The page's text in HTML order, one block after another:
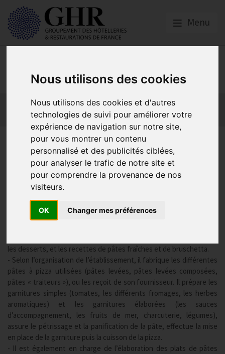
Nous utilisons des cookies
Nous utilisons des cookies et d'autres
technologies de suivi pour améliorer votre
expérience de navigation sur notre site,
pour vous montrer un contenu
personnalisé et des publicités ciblées,
pour analyser le trafic de notre site et
pour comprendre la provenance de nos
visiteurs.
OK Changer mes préférences
Menu
Handicap
Actualité 2026 Nos Métiers
Offres d’Emploi
Formation
Mission Handicap
Pizzaiolo
Les Métiers de la Cuisine
Son métier :
les desserts, et les recettes de pâtes fraîches et de bruschetta.
- Selon l’organisation de l’établissement, il fabrique les différentes
pâtes à pizza utilisées (pâtes levées, pâtes levées composées,
pâtes « traiteurs »), ou les reçoit de son fournisseur. Il prépare les
garnitures simples (tomates, les différents fromages, les herbes
aromatiques) et les garnitures élaborées (les sauces
d’accompagnement, les fruits de mer, charcuterie, légumes),
assure le pétrissage et la panification de la pâte, effectue la mise
en place de la garniture puis la cuisson de la pizza.
- Il est également en charge de l’élaboration des plats de pâtes